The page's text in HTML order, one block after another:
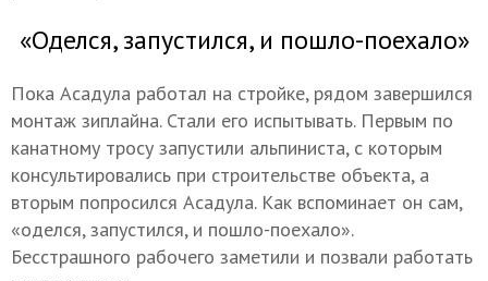
«Оделся, запустился, и пошло-поехало»
Пока Асадула работал на стройке, рядом завершился
монтаж зиплайна. Стали его испытывать. Первым по
канатному тросу запустили альпиниста, с которым
консультировались при строительстве объекта, а
вторым попросился Асадула. Как вспоминает он сам,
«оделся, запустился, и пошло-поехало».
Бесстрашного рабочего заметили и позвали работать